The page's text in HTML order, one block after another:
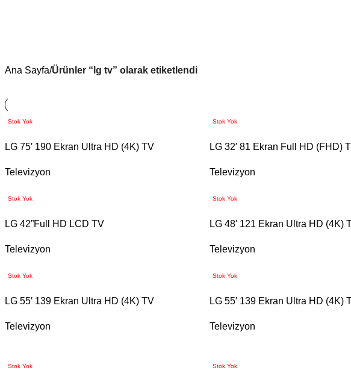
Ana Sayfa Ürünler “lg tv” olarak etiketlendi
Stok Yok
LG 75′ 190 Ekran Ultra HD (4K) TV
Televizyon
Stok Yok
LG 32′ 81 Ekran Full HD (FHD)
Televizyon
Stok Yok
LG 42”Full HD LCD TV
Televizyon
Stok Yok
LG 48′ 121 Ekran Ultra HD (4K)
Televizyon
Stok Yok
LG 55′ 139 Ekran Ultra HD (4K) TV
Televizyon
Stok Yok
LG 55′ 139 Ekran Ultra HD (4K)
Televizyon
Stok Yok Stok Yok